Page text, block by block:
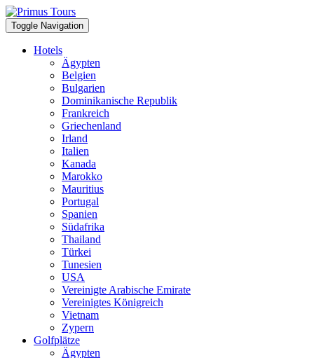
Toggle Navigation
Hotels
Ägypten
Belgien
Bulgarien
Dominikanische Republik
Frankreich
Griechenland
Irland
Italien
Kanada
Marokko
Mauritius
Portugal
Spanien
Südafrika
Thailand
Türkei
Tunesien
USA
Vereinigte Arabische Emirate
Vereinigtes Königreich
Vietnam
Zypern
Golfplätze
Ägypten